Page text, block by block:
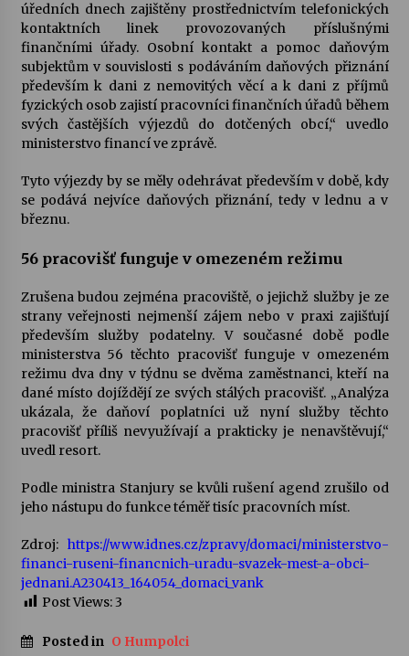
úředních dnech zajištěny prostřednictvím telefonických
kontaktních linek provozovaných příslušnými
finančními úřady. Osobní kontakt a pomoc daňovým
subjektům v souvislosti s podáváním daňových přiznání
především k dani z nemovitých věcí a k dani z příjmů
fyzických osob zajistí pracovníci finančních úřadů během
svých častějších výjezdů do dotčených obcí,“ uvedlo
ministerstvo financí ve zprávě.
Tyto výjezdy by se měly odehrávat především v době, kdy
se podává nejvíce daňových přiznání, tedy v lednu a v
březnu.
56 pracovišť funguje v omezeném režimu
Zrušena budou zejména pracoviště, o jejichž služby je ze
strany veřejnosti nejmenší zájem nebo v praxi zajišťují
především služby podatelny. V současné době podle
ministerstva 56 těchto pracovišť funguje v omezeném
režimu dva dny v týdnu se dvěma zaměstnanci, kteří na
dané místo dojíždějí ze svých stálých pracovišť. „Analýza
ukázala, že daňoví poplatníci už nyní služby těchto
pracovišť příliš nevyužívají a prakticky je nenavštěvují,“
uvedl resort.
Podle ministra Stanjury se kvůli rušení agend zrušilo od
jeho nástupu do funkce téměř tisíc pracovních míst.
Zdroj: https://www.idnes.cz/zpravy/domaci/ministerstvo-
financi-ruseni-financnich-uradu-svazek-mest-a-obci-
jednani.A230413_164054_domaci_vank
Post Views:3
Posted in O Humpolci